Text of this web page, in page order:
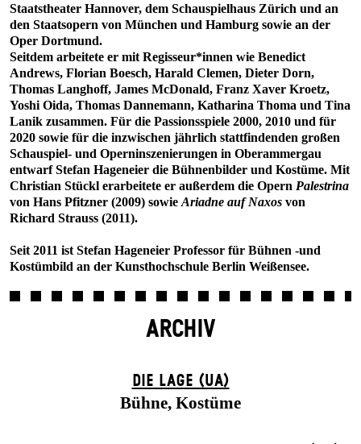
Staatstheater Hannover, dem Schauspielhaus Zürich und an
den Staatsopern von München und Hamburg sowie an der
Oper Dortmund.
Seitdem arbeitete er mit Regisseur*innen wie Benedict
Andrews, Florian Boesch, Harald Clemen, Dieter Dorn,
Thomas Langhoff, James McDonald, Franz Xaver Kroetz,
Yoshi Oida, Thomas Dannemann, Katharina Thoma und Tina
Lanik zusammen. Für die Passionsspiele 2000, 2010 und für
2020 sowie für die inzwischen jährlich stattfindenden großen
Schauspiel- und Operninszenierungen in Oberammergau
entwarf Stefan Hageneier die Bühnenbilder und Kostüme. Mit
Christian Stückl erarbeitete er außerdem die Opern Palestrina
von Hans Pfitzner (2009) sowie Ariadne auf Naxos von
Richard Strauss (2011).
Seit 2011 ist Stefan Hageneier Professor für Bühnen -und
Kostümbild an der Kunsthochschule Berlin Weißensee.
ARCHIV
DIE LAGE (UA)
Bühne, Kostüme